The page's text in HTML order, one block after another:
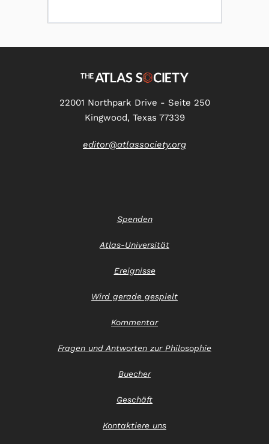
22001 Northpark Drive - Seite 250
Kingwood, Texas 77339
editor@atlassociety.org
Spenden
Atlas-Universität
Ereignisse
Wird gerade gespielt
Kommentar
Fragen und Antworten zur Philosophie
Buecher
Geschäft
Kontaktiere uns